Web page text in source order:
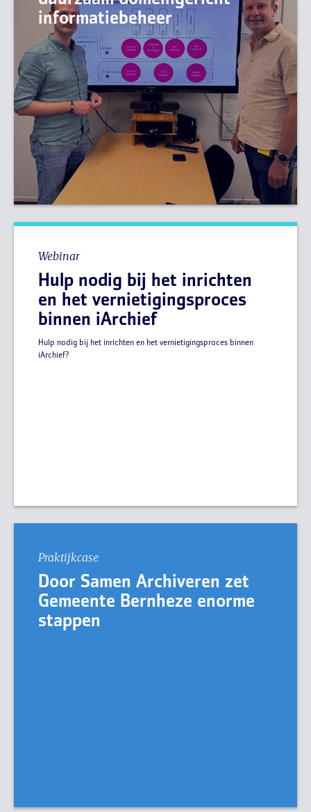
informatiebeheer
Webinar
Hulp nodig bij het inrichten
en het vernietigingsproces
binnen iArchief
Hulp nodig bij het inrichten en het vernietigingsproces binnen
iArchief?
Praktijkcase
Door Samen Archiveren zet
Gemeente Bernheze enorme
stappen